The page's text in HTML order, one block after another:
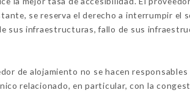
se reserva el derecho a interrumpir el
sus infraestructuras, fallo de sus
de alojamiento no se hacen
relacionado, en particular, con la